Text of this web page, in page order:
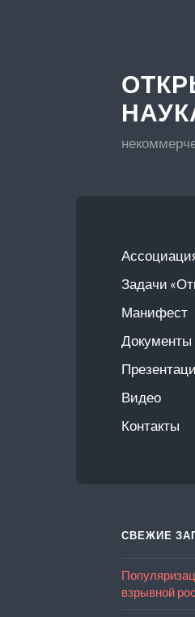
Задачи
Манифест
Документы
Видео
Контакты
СВЕЖИЕ
взрывной